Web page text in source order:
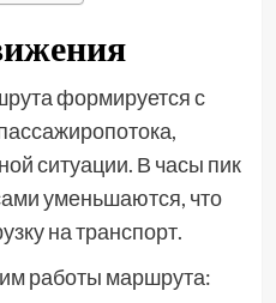
формируется с
ситуации. В часы пик
уменьшаются, что
на транспорт.
работы маршрута: